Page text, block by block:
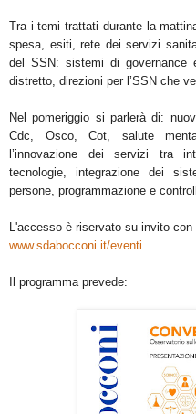
Tra i temi trattati durante la
spesa, esiti, rete dei servizi
del SSN: sistemi di governance
distretto, direzioni per l’SSN che
Nel pomeriggio si parlerà di:
Cdc, Osco, Cot, salute
l’innovazione dei servizi tra
tecnologie, integrazione dei
persone, programmazione e
L'accesso è riservato su invito
www.sdabocconi.it/eventi
Il programma prevede: